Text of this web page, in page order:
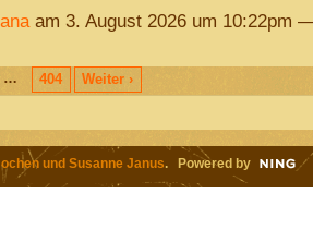
am 3. August 2026 um 10:22pm
… 404 Weiter ›
und Susanne Janus. Powered by